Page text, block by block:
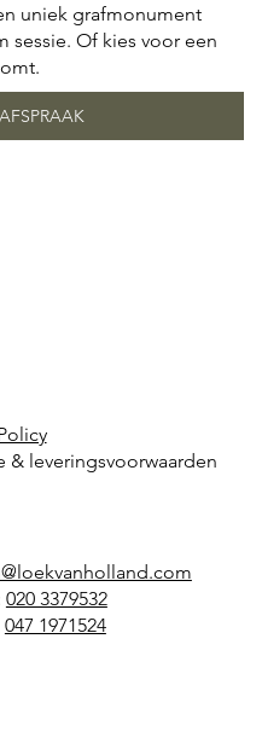
uniek grafmonument
sessie. Of kies voor een
& leveringsvoorwaarden
020 3379532
047 1971524